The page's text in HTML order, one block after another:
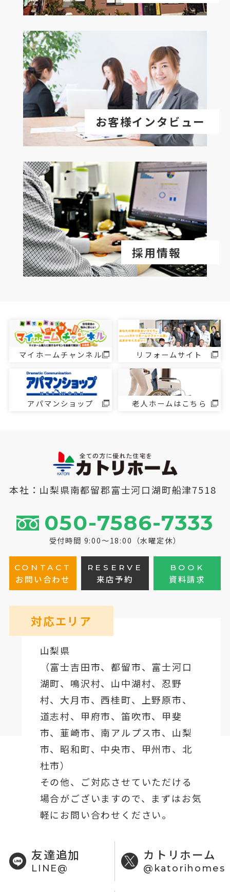
お客様インタビュー
採用情報
マイホームチャンネル リフォームサイト
アパマンショップ 老人ホームはこちら
本社：山梨県南都留郡富士河口湖町船津7518
050-7586-7333
受付時間 9:00～18:00（水曜定休）
CONTACT
お問い合わせ
RESERVE
来店予約
BOOK
資料請求
対応エリア
山梨県
（富士吉田市、都留市、 富士河口
湖町、鳴沢村、山中湖村、忍野
村、 大月市、西桂町、上野原市、
道志村、 甲府市、笛吹市、甲斐
市、韮崎市、南アルプス市、山梨
市、昭和町、中央市、甲州市、北
杜市）
その他、ご対応させていただける
場合がございますので、まずはお気
軽にお問い合わせください。
友達追加
LINE@
カトリホーム
@katorihomes